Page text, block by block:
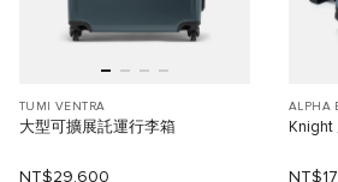
TUMI VENTRA
大型可擴展託運行李箱
NT$29,600
ALPHA
Knight